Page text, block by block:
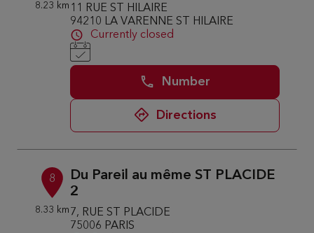
8.23 km 11 RUE ST HILAIRE
94210 LA VARENNE ST HILAIRE
Currently closed
Number
Directions
8
8.33 km
Du Pareil au même ST PLACIDE
2
7, RUE ST PLACIDE
75006 PARIS